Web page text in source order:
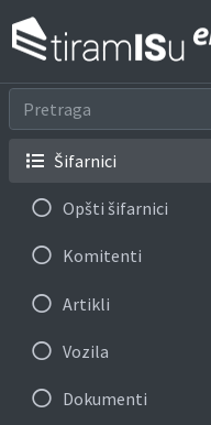
Šifarnici
Opšti šifarnici
Komitenti
Artikli
Vozila
Dokumenti